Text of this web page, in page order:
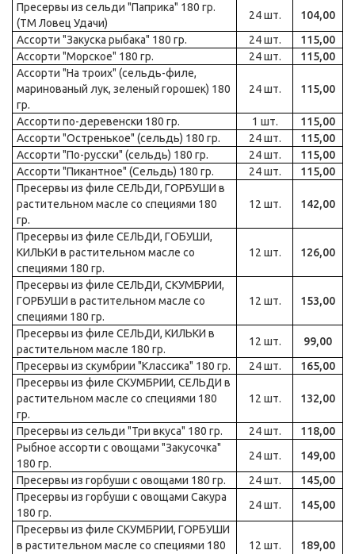
Пресервы из сельди "Паприка" 180 гр.
(ТМ Ловец Удачи)
24 шт.
104,00
Ассорти "Закуска рыбака" 180 гр.
24 шт.
115,00
Ассорти "Морское" 180 гр.
24 шт.
115,00
Ассорти "На троих" (сельдь-филе,
маринованый лук, зеленый горошек) 180
гр.
24 шт. 115,00
Ассорти по-деревенски 180 гр. 1 шт.
115,00
Ассорти "Остренькое" (сельдь) 180 гр.
24 шт.
115,00
Ассорти "По-русски" (сельдь) 180 гр.
24 шт.
115,00
Ассорти "Пикантное" (Сельдь) 180 гр.
24 шт.
115,00
Пресервы из филе СЕЛЬДИ, ГОРБУШИ в
растительном масле со специями 180
гр.
12 шт. 142,00
Пресервы из филе СЕЛЬДИ, ГОБУШИ,
КИЛЬКИ в растительном масле со
специями 180 гр.
12 шт. 126,00
Пресервы из филе СЕЛЬДИ, СКУМБРИИ,
ГОРБУШИ в растительном масле со
специями 180 гр.
12 шт. 153,00
Пресервы из филе СЕЛЬДИ, КИЛЬКИ в
растительном масле 180 гр.
12 шт.
99,00
Пресервы из скумбрии "Классика" 180 гр.
24 шт.
165,00
Пресервы из филе СКУМБРИИ, СЕЛЬДИ в
растительном масле со специями 180
гр.
12 шт. 132,00
Пресервы из сельди "Три вкуса" 180 гр. 24 шт.
118,00
Рыбное ассорти с овощами "Закусочка"
180 гр.
24 шт.
149,00
Пресервы из горбуши с овощами 180 гр.
24 шт.
145,00
Пресервы из горбуши с овощами Сакура
180 гр.
24 шт.
145,00
Пресервы из филе СКУМБРИИ, ГОРБУШИ
в растительном масле со специями 180
12 шт. 189,00